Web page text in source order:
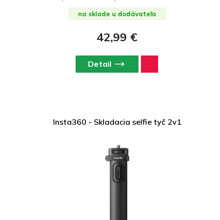
na sklade u dodávateľa
42,99 €
Detail
Insta360 - Skladacia selfie tyč 2v1